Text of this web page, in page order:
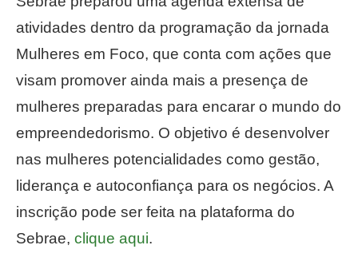
atividades dentro da programação da jornada
Mulheres em Foco, que conta com ações que
visam promover ainda mais a presença de
mulheres preparadas para encarar o mundo do
empreendedorismo. O objetivo é desenvolver
nas mulheres potencialidades como gestão,
liderança e autoconfiança para os negócios. A
inscrição pode ser feita na plataforma do
Sebrae, clique aqui.